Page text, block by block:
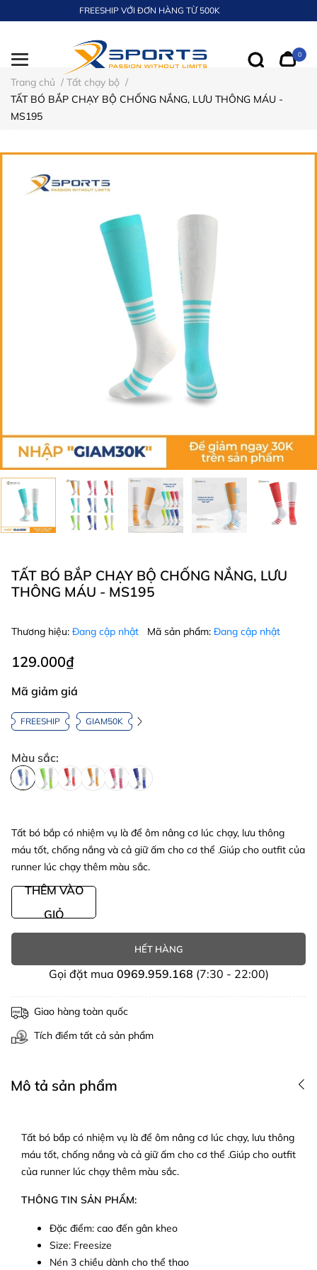
FREESHIP VỚI ĐƠN HÀNG TỪ 500K
0
Trang chủ / Tất chạy bộ /
TẤT BÓ BẮP CHẠY BỘ CHỐNG NẮNG, LƯU THÔNG MÁU -
MS195
TẤT BÓ BẮP CHẠY BỘ CHỐNG NẮNG, LƯU
THÔNG MÁU - MS195
Thương hiệu: Đang cập nhật Mã sản phẩm: Đang cập nhật
129.000₫
Mã giảm giá
FREESHIP GIAM50K
Màu sắc:
Tất bó bắp có nhiệm vụ là để ôm nâng cơ lúc chạy, lưu thông
máu tốt, chống nắng và cả giữ ấm cho cơ thể .Giúp cho outfit của
runner lúc chạy thêm màu sắc.
THÊM VÀO
GIỎ
HẾT HÀNG
Gọi đặt mua 0969.959.168 (7:30 - 22:00)
Giao hàng toàn quốc
Tích điểm tất cả sản phẩm
Mô tả sản phẩm
Tất bó bắp có nhiệm vụ là để ôm nâng cơ lúc chạy, lưu thông
máu tốt, chống nắng và cả giữ ấm cho cơ thể .Giúp cho outfit
của runner lúc chạy thêm màu sắc.
THÔNG TIN SẢN PHẨM:
Đặc điểm: cao đến gân kheo
Size: Freesize
Nén 3 chiều dành cho thể thao